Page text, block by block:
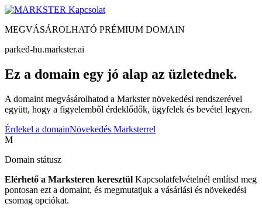
Kapcsolat
MEGVÁSÁROLHATÓ PRÉMIUM DOMAIN
parked-hu.markster.ai
Ez a domain egy jó alap az üzletednek.
A domaint megvásárolhatod a Markster növekedési rendszerével
együtt, hogy a figyelemből érdeklődők, ügyfelek és bevétel legyen.
Érdekel a domainNövekedés Marksterrel
M
Domain státusz
Elérhető a Marksteren keresztül Kapcsolatfelvételnél említsd meg
pontosan ezt a domaint, és megmutatjuk a vásárlási és növekedési
csomag opciókat.